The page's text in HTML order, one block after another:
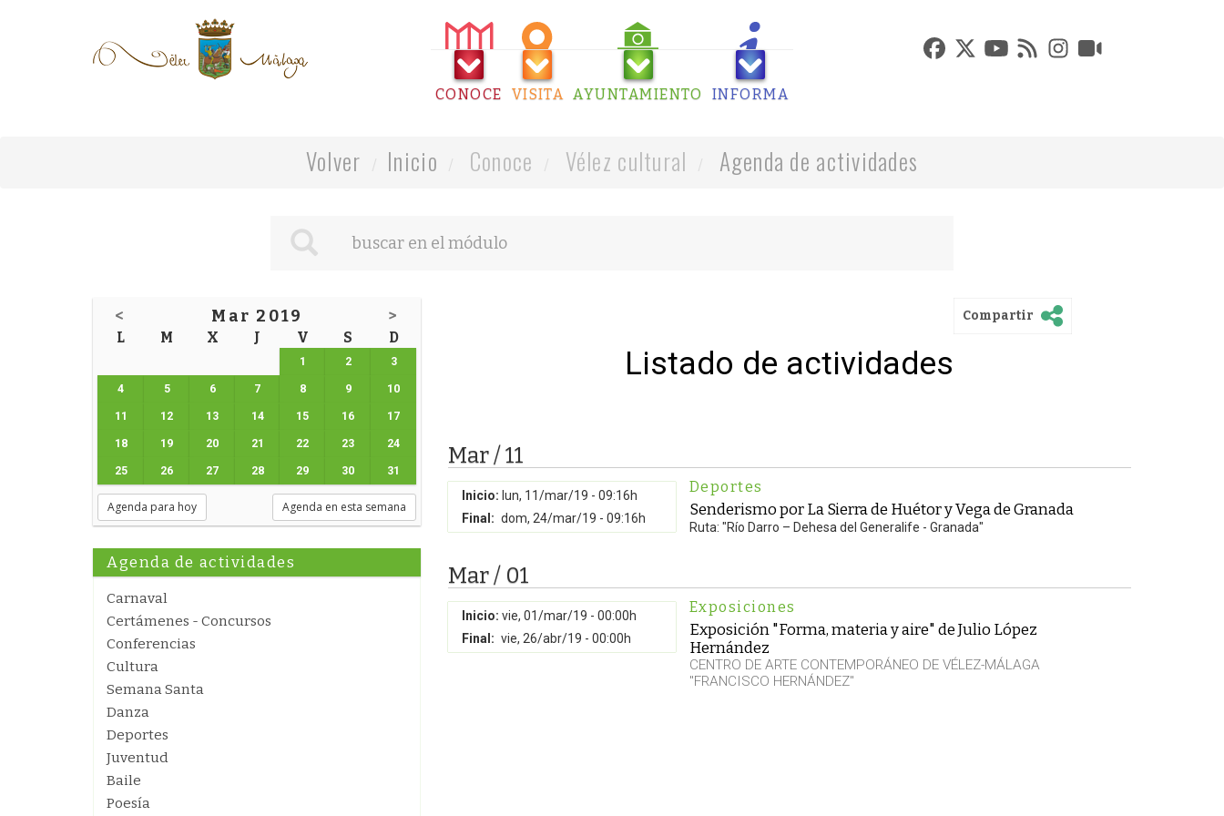
CONOCE VISITA AYUNTAMIENTO INFORMA
Volver Inicio Conoce Vélez cultural Agenda de actividades
< Mar 2019 >
L M X J V S D
1 2 3
4 5 6 7 8 9 10
11 12 13 14 15 16 17
18 19 20 21 22 23 24
25 26 27 28 29 30 31
Agenda para hoy Agenda en esta semana
Agenda de actividades
Carnaval
Certámenes - Concursos
Conferencias
Cultura
Semana Santa
Danza
Deportes
Juventud
Baile
Poesía
Compartir
Listado de actividades
Mar / 11
Inicio: lun, 11/mar/19 - 09:16h
Final: dom, 24/mar/19 - 09:16h
Deportes
Senderismo por La Sierra de Huétor y Vega de Granada
Ruta: "Río Darro – Dehesa del Generalife - Granada"
Mar / 01
Inicio: vie, 01/mar/19 - 00:00h
Final: vie, 26/abr/19 - 00:00h
Exposiciones
Exposición "Forma, materia y aire" de Julio López
Hernández
CENTRO DE ARTE CONTEMPORÁNEO DE VÉLEZ-MÁLAGA
"FRANCISCO HERNÁNDEZ"